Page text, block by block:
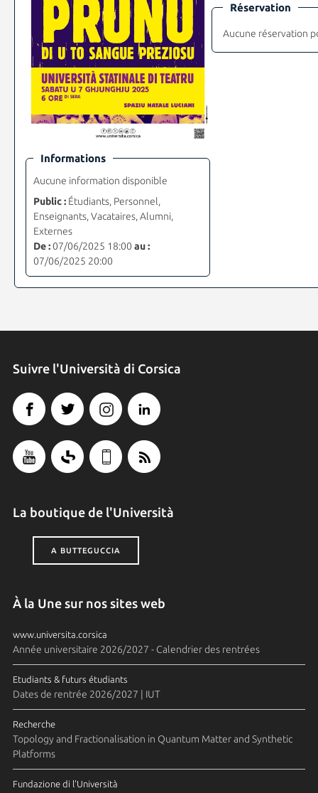
Informations
Aucune information disponible
Public :Étudiants, Personnel,
Enseignants, Vacataires, Alumni,
Externes
De :07/06/2025 18:00 au :
07/06/2025 20:00
Réservation
Aucune réservation
Suivre l'Università di Corsica
La boutique de l'Università
A BUTTEGUCCIA
À la Une sur nos sites web
www.universita.corsica
Année universitaire 2026/2027 - Calendrier des rentrées
Etudiants & futurs étudiants
Dates de rentrée 2026/2027 | IUT
Recherche
Topology and Fractionalisation in Quantum Matter and Synthetic
Platforms
Fundazione di l'Università